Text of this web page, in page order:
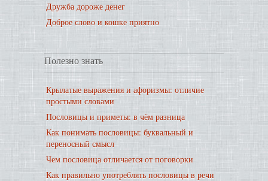
Дружба дороже денег
Доброе слово и кошке приятно
Полезно знать
Крылатые выражения и афоризмы: отличие
простыми словами
Пословицы и приметы: в чём разница
Как понимать пословицы: буквальный и
переносный смысл
Чем пословица отличается от поговорки
Как правильно употреблять пословицы в речи